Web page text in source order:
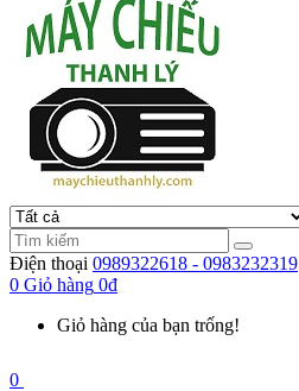
Điện thoại 0989322618 - 0983232319
0 Giỏ hàng 0đ
Giỏ hàng của bạn trống!
0